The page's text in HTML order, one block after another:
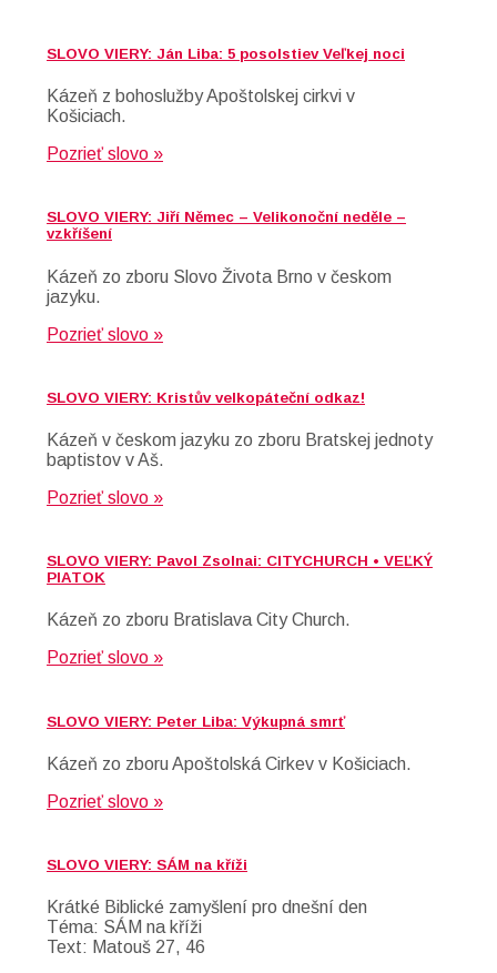
SLOVO VIERY: Ján Liba: 5 posolstiev Veľkej noci
Kázeň z bohoslužby Apoštolskej cirkvi v
Košiciach.
Pozrieť slovo »
SLOVO VIERY: Jiří Němec – Velikonoční neděle –
vzkříšení
Kázeň zo zboru Slovo Života Brno v českom
jazyku.
Pozrieť slovo »
SLOVO VIERY: Kristův velkopáteční odkaz!
Kázeň v českom jazyku zo zboru Bratskej jednoty
baptistov v Aš.
Pozrieť slovo »
SLOVO VIERY: Pavol Zsolnai: CITYCHURCH • VEĽKÝ
PIATOK
Kázeň zo zboru Bratislava City Church.
Pozrieť slovo »
SLOVO VIERY: Peter Liba: Výkupná smrť
Kázeň zo zboru Apoštolská Cirkev v Košiciach.
Pozrieť slovo »
SLOVO VIERY: SÁM na kříži
Krátké Biblické zamyšlení pro dnešní den
Téma: SÁM na kříži
Text: Matouš 27, 46